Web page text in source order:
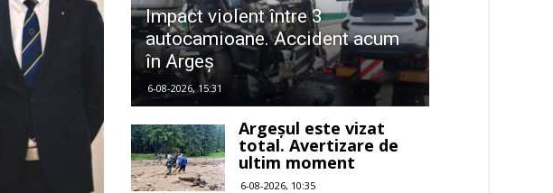
Impact violent între 3
autocamioane. Accident acum
în Argeș
6-08-2026, 15:31
Argeșul este vizat
total. Avertizare de
ultim moment
6-08-2026, 10:35